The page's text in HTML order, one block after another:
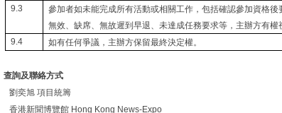
9.3
參加者如未能完成所有活動或相關工作，包括確認參加資格
無效、缺席、無故遲到早退、未達成任務要求等，主辦方有權
9.4 如有任何爭議，主辦方保留最終決定權。
查詢及聯絡方式
劉奕旭項目統籌
香港新聞博覽館 Hong Kong News-Expo